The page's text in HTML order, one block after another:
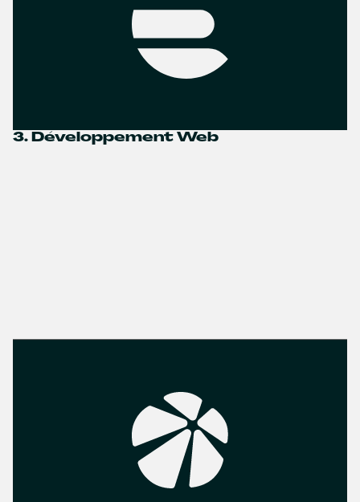
3. Développement Web